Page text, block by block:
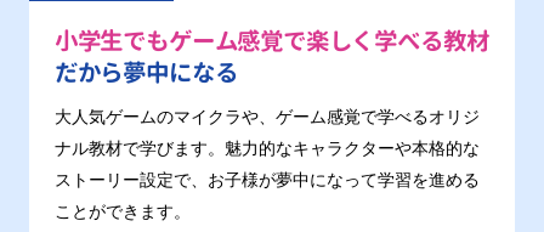
小学生でもゲーム感覚で楽しく学べる教材
だから夢中になる
大人気ゲームのマイクラや、ゲーム感覚で学べるオリジ
ナル教材で学びます。魅力的なキャラクターや本格的な
ストーリー設定で、お子様が夢中になって学習を進める
ことができます。